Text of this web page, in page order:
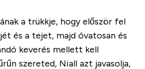
a trükkje, hogy először fel
és a tejet, majd óvatosan és
keverés mellett kell
szereted, Niall azt javasolja,